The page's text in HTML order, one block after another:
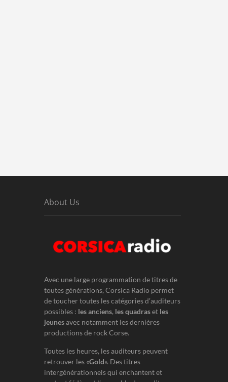
About Us
Avec une large programmation de titres de
toutes générations, Corsica Radio permet
de toucher toutes les catégories d’auditeurs
possibles : les anciens, les quadraset les
jeunesavec notamment les dernières
productions de rock Corse.
Toutes les heures, les auditeurs peuvent
retrouver les «Gold». Des titres
intergénérationnels qui enchantent et